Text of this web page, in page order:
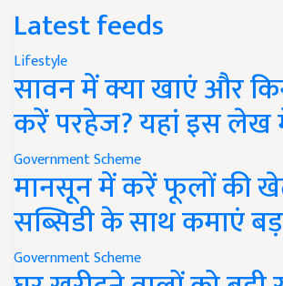
Latest feeds
Lifestyle
सावन में क्या खाएं और
करें परहेज? यहां इस लेख
Government Scheme
मानसून में करें फूलों की
सब्सिडी के साथ कमाएं
Government Scheme